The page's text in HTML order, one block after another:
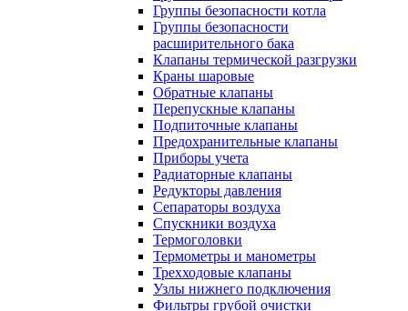
Группы безопасности котла
Группы безопасности
расширительного бака
Клапаны термической разгрузки
Краны шаровые
Обратные клапаны
Перепускные клапаны
Подпиточные клапаны
Предохранительные клапаны
Приборы учета
Радиаторные клапаны
Редукторы давления
Сепараторы воздуха
Спускники воздуха
Термоголовки
Термометры и манометры
Трехходовые клапаны
Узлы нижнего подключения
Фильтры грубой очистки